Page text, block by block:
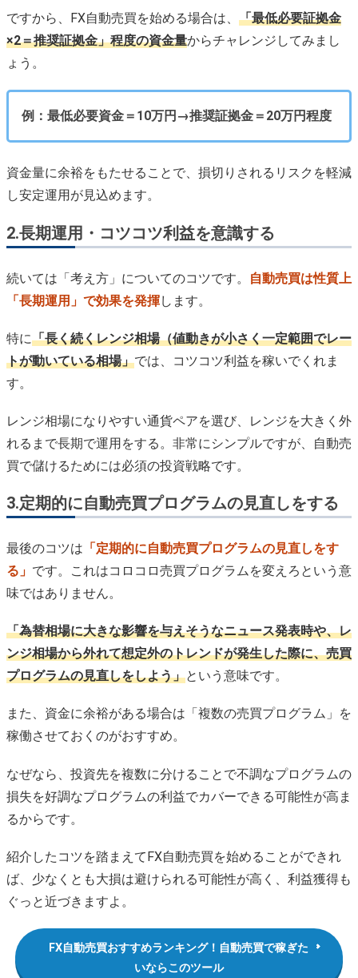
ですから、FX自動売買を始める場合は、 「最低必要証拠金
×2＝推奨証拠金」程度の資金量からチャレンジしてみまし
ょう。
例：最低必要資金＝10万円→推奨証拠金＝20万円程度
資金量に余裕をもたせることで、損切りされるリスクを軽減
し安定運用が見込めます。
2.長期運用・コツコツ利益を意識する
続いては「考え方」についてのコツです。
自動売買は性質上
「長期運用」で効果を発揮します。
特に「長く続くレンジ相場（値動きが小さく一定範囲でレー
トが動いている相場」では、コツコツ利益を稼いでくれま
す。
レンジ相場になりやすい通貨ペアを選び、レンジを大きく外
れるまで長期で運用をする。非常にシンプルですが、自動売
買で儲けるためには必須の投資戦略です。
3.定期的に自動売買プログラムの見直しをする
最後のコツは 「定期的に自動売買プログラムの見直しをす
る」 です。これはコロコロ売買プログラムを変えろという意
味ではありません。
「為替相場に大きな影響を与えそうなニュース発表時や、レ
ンジ相場から外れて想定外のトレンドが発生した際に、売買
プログラムの見直しをしよう」という意味です。
また、資金に余裕がある場合は「複数の売買プログラム」を
稼働させておくのがおすすめ。
なぜなら、投資先を複数に分けることで不調なプログラムの
損失を好調なプログラムの利益でカバーできる可能性が高ま
るからです。
紹介したコツを踏まえてFX自動売買を始めることができれ
ば、少なくとも大損は避けられる可能性が高く、利益獲得も
ぐっと近づきますよ。
FX自動売買おすすめランキング！自動売買で稼ぎた
いならこのツール